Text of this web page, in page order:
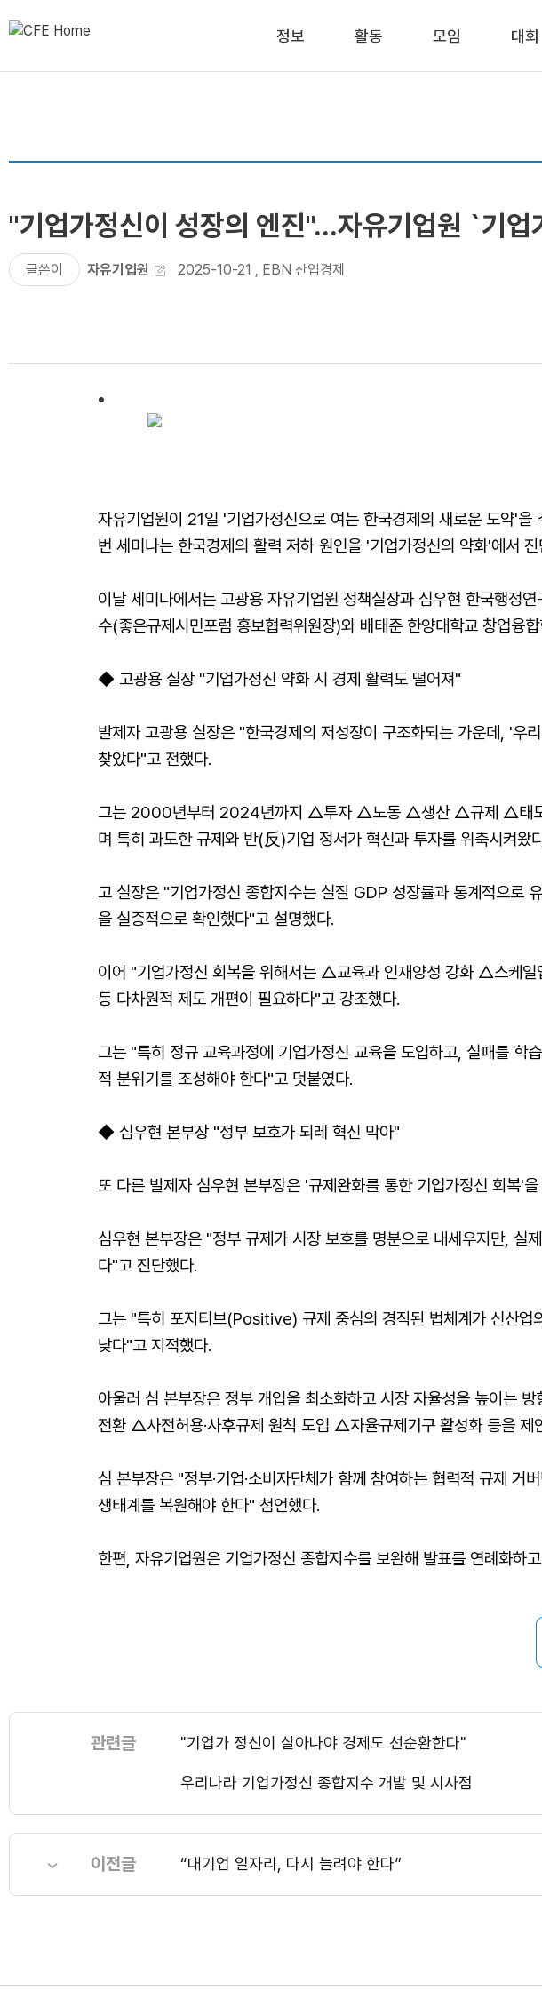
정보 활동 모임 대회
"기업가정신이 성장의 엔진"...자유기업원 `기
글쓴이 자유기업원 2025-10-21 , EBN 산업경제
자유기업원이 21일 '기업가정신으로 여는 한국경제의 새로운 도약'
번 세미나는 한국경제의 활력 저하 원인을 '기업가정신의 약화'에서
이날 세미나에서는 고광용 자유기업원 정책실장과 심우현 한국행정
수(좋은규제시민포럼 홍보협력위원장)와 배태준 한양대학교 창업융
◆ 고광용 실장 "기업가정신 약화 시 경제 활력도 떨어져"
발제자 고광용 실장은 "한국경제의 저성장이 구조화되는 가운데, '우
찾았다"고 전했다.
그는 2000년부터 2024년까지 △투자 △노동 △생산 △규제 △태도
며 특히 과도한 규제와 반(反)기업 정서가 혁신과 투자를 위축시켜왔
고 실장은 "기업가정신 종합지수는 실질 GDP 성장률과 통계적으로
을 실증적으로 확인했다"고 설명했다.
이어 "기업가정신 회복을 위해서는 △교육과 인재양성 강화 △스
등 다차원적 제도 개편이 필요하다"고 강조했다.
그는 "특히 정규 교육과정에 기업가정신 교육을 도입하고, 실패를 학
적 분위기를 조성해야 한다"고 덧붙였다.
◆ 심우현 본부장 "정부 보호가 되레 혁신 막아"
또 다른 발제자 심우현 본부장은 '규제완화를 통한 기업가정신 회복'
심우현 본부장은 "정부 규제가 시장 보호를 명분으로 내세우지만, 실
다"고 진단했다.
그는 "특히 포지티브(Positive) 규제 중심의 경직된 법체계가 신산업
낮다"고 지적했다.
아울러 심 본부장은 정부 개입을 최소화하고 시장 자율성을 높이는
전환 △사전허용·사후규제 원칙 도입 △자율규제기구 활성화 등을 제
심 본부장은 "정부·기업·소비자단체가 함께 참여하는 협력적 규제
생태계를 복원해야 한다" 첨언했다.
한편, 자유기업원은 기업가정신 종합지수를 보완해 발표를 연례화하고
관련글 "기업가 정신이 살아나야 경제도 선순환한다"
우리나라 기업가정신 종합지수 개발 및 시사점
이전글 “대기업 일자리, 다시 늘려야 한다”